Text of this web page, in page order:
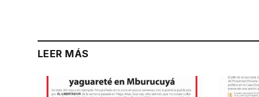
LEER MÁS